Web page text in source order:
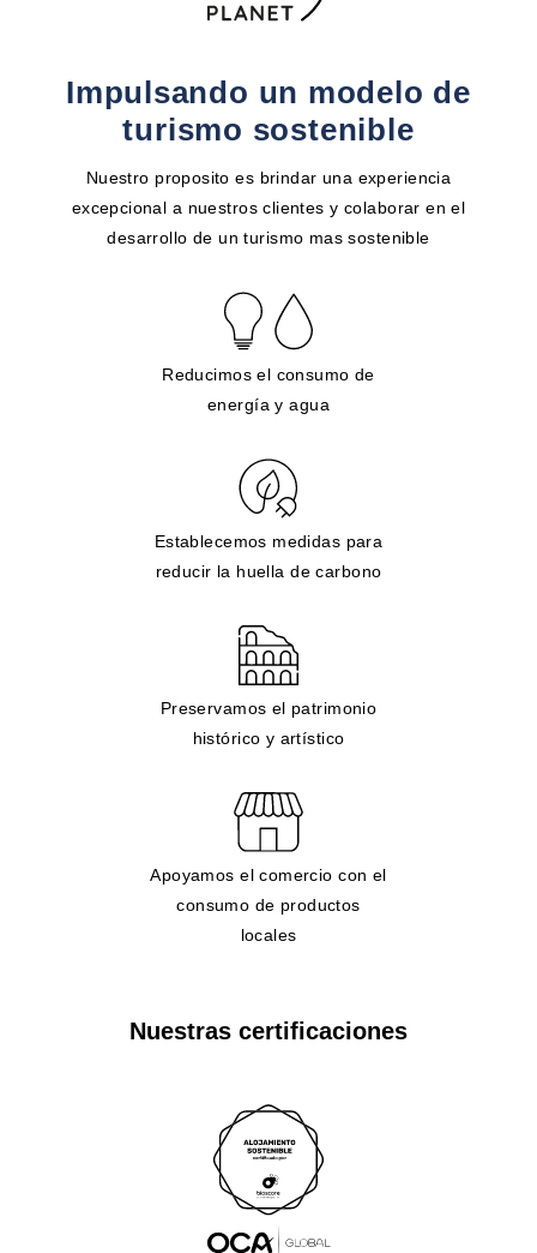
Impulsando un modelo de
turismo sostenible
Nuestro proposito es brindar una experiencia
excepcional a nuestros clientes y colaborar en el
desarrollo de un turismo mas sostenible
Reducimos el consumo de
energía y agua
Establecemos medidas para
reducir la huella de carbono
Preservamos el patrimonio
histórico y artístico
Apoyamos el comercio con el
consumo de productos
locales
Nuestras certificaciones